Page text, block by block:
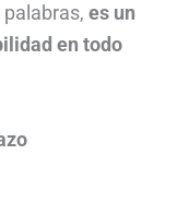
es un
en todo